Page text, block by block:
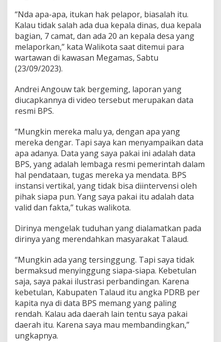
K
e
r
j
a
A
P
D
i
d
a
k
e
n
d
a
“Nda apa-apa, itukan hak pelapor, biasalah itu.
Kalau tidak salah ada dua kepala dinas, dua kepala
bagian, 7 camat, dan ada 20 an kepala desa yang
melaporkan,” kata Walikota saat ditemui para
wartawan di kawasan Megamas, Sabtu
(23/09/2023).
Andrei Angouw tak bergeming, laporan yang
diucapkannya di video tersebut merupakan data
resmi BPS.
“Mungkin mereka malu ya, dengan apa yang
mereka dengar. Tapi saya kan menyampaikan data
apa adanya. Data yang saya pakai ini adalah data
BPS, yang adalah lembaga resmi pemerintah dalam
hal pendataan, tugas mereka ya mendata. BPS
instansi vertikal, yang tidak bisa diintervensi oleh
pihak siapa pun. Yang saya pakai itu adalah data
valid dan fakta,” tukas walikota.
Dirinya mengelak tuduhan yang dialamatkan pada
dirinya yang merendahkan masyarakat Talaud.
“Mungkin ada yang tersinggung. Tapi saya tidak
bermaksud menyinggung siapa-siapa. Kebetulan
saja, saya pakai ilustrasi perbandingan. Karena
kebetulan, Kabupaten Talaud itu angka PDRB per
kapita nya di data BPS memang yang paling
rendah. Kalau ada daerah lain tentu saya pakai
daerah itu. Karena saya mau membandingkan,”
ungkapnya.